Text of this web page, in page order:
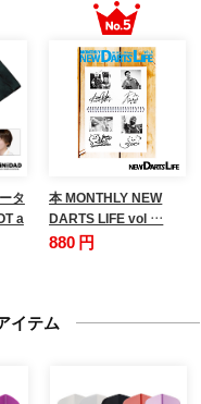
タ
a
本 MONTHLY NEW
DARTS LIFE vol …
880 円
イテム